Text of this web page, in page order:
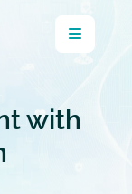
with